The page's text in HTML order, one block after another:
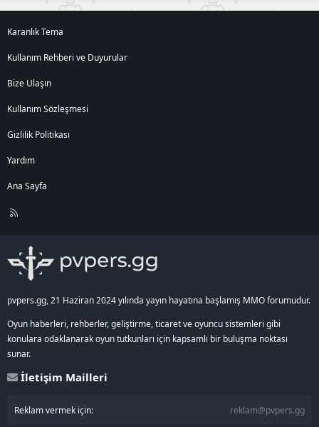
Karanlık Tema
Kullanım Rehberi ve Duyurular
Bize Ulaşın
Kullanım Sözleşmesi
Gizlilik Politikası
Yardım
Ana Sayfa
R
pvpers.gg, 21 Haziran 2024 yılında yayın hayatına başlamış MMO forumudur.
Oyun haberleri, rehberler, geliştirme, ticaret ve oyuncu sistemleri gibi
konulara odaklanarak oyun tutkunları için kapsamlı bir buluşma noktası
sunar.
İletişim Mailleri
Reklam vermek için: reklam@pvpers.gg